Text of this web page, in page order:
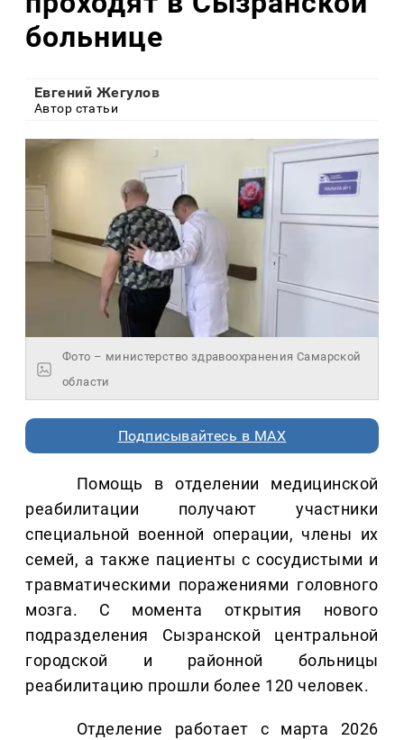
больнице
Евгений Жегулов
Автор статьи
Фото – министерство здравоохранения Самарской
области
Подписывайтесь в MAX
Помощь в отделении медицинской
реабилитации получают участники
специальной военной операции, члены их
семей, а также пациенты с сосудистыми и
травматическими поражениями головного
мозга. С момента открытия нового
подразделения Сызранской центральной
городской и районной больницы
реабилитацию прошли более 120 человек.
Отделение работает с марта 2026